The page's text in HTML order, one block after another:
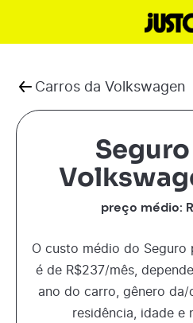
Carros da Volkswagen
preço médio:
O custo médio do Seguro
é de R$237/mês,
ano do carro, gênero
residência, idade e